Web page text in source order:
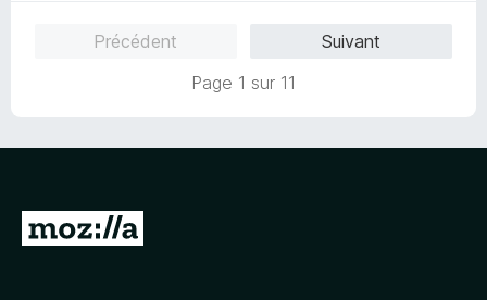
Précédent
Suivant
Page 1 sur 11
A